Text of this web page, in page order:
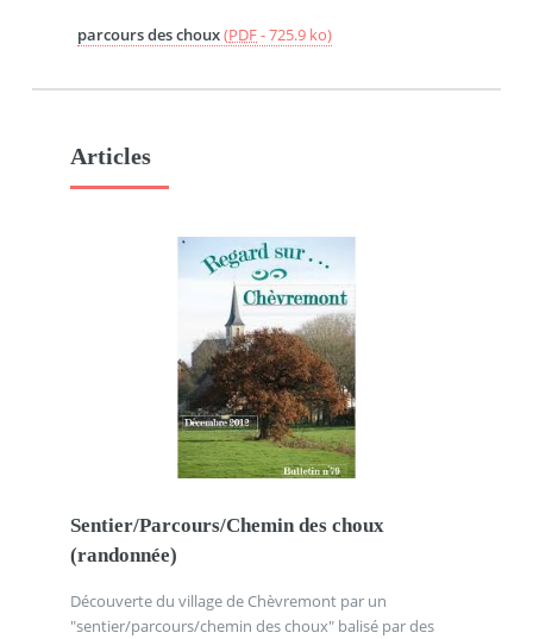
parcours des choux(PDF-725.9 ko)
Articles
Sentier/Parcours/Chemin des choux
(randonnée)
Découverte du village de Chèvremont par un
"sentier/parcours/chemin des choux" balisé par des